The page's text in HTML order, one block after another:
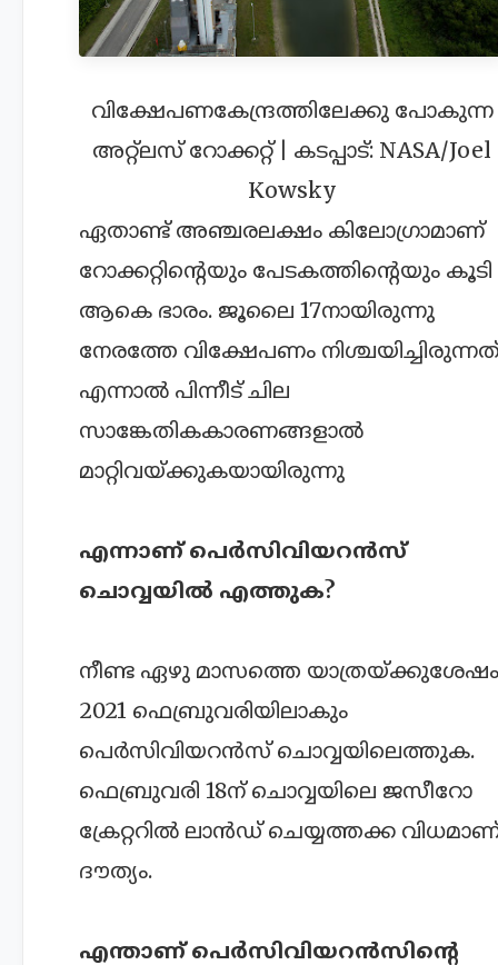
വിക്ഷേപണകേന്ദ്രത്തിലേക്കു പോകുന്ന
അറ്റ്ലസ് റോക്കറ്റ് | കടപ്പാട്: NASA/Joel
Kowsky
ഏതാണ്ട് അഞ്ചരലക്ഷം കിലോഗ്രാമാണ്
റോക്കറ്റിന്റെയും പേടകത്തിന്റെയും കൂടി
ആകെ ഭാരം. ജൂലൈ 17നായിരുന്നു
നേരത്തേ വിക്ഷേപണം
എന്നാൽ പിന്നീട് ചില
സാങ്കേതികകാരണങ്ങളാൽ
മാറ്റിവയ്ക്കുകയായിരുന്നു
എന്നാണ് പെർസിവിയറൻസ്
ചൊവ്വയിൽ എത്തുക?
നീണ്ട ഏഴു മാസത്തെ യാത്രയ്ക്കുശേഷം
2021 ഫെബ്രുവരിയിലാകും
പെര്‍സിവിയറൻസ് ചൊവ്വയിലെത്തുക.
ഫെബ്രുവരി 18ന് ചൊവ്വയിലെ ജസീറോ
ക്രേറ്ററിൽ ലാൻഡ് ചെയ്യത്തക്ക
ദൗത്യം.
എന്താണ് പെര്‍സിവിയറൻസിന്റെ